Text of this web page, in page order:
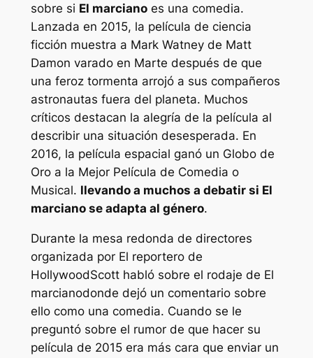
sobre si El marcianoes una comedia.
Lanzada en 2015, la película de ciencia
ficción muestra a Mark Watney de Matt
Damon varado en Marte después de que
una feroz tormenta arrojó a sus compañeros
astronautas fuera del planeta. Muchos
críticos destacan la alegría de la película al
describir una situación desesperada. En
2016, la película espacial ganó un Globo de
Oro a la Mejor Película de Comedia o
Musical. llevando a muchos a debatir si El
marcianose adapta al género.
Durante la mesa redonda de directores
organizada por El reportero de
HollywoodScott habló sobre el rodaje de El
marcianodonde dejó un comentario sobre
ello como una comedia. Cuando se le
preguntó sobre el rumor de que hacer su
película de 2015 era más cara que enviar un